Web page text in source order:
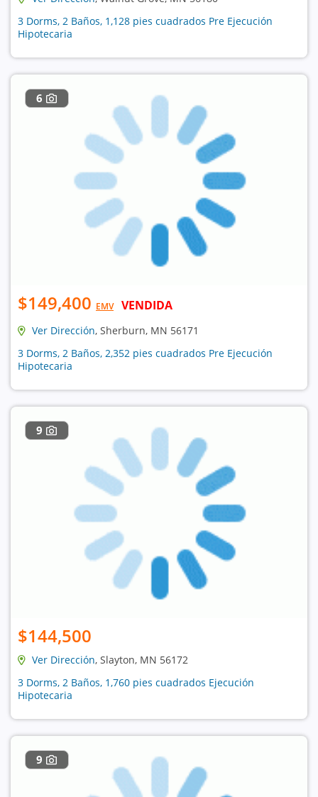
3 Dorms, 2 Baños, 1,128 pies cuadrados Pre Ejecución
Hipotecaria
6
$149,400 EMV VENDIDA
Ver Dirección, Sherburn, MN 56171
3 Dorms, 2 Baños, 2,352 pies cuadrados Pre Ejecución
Hipotecaria
9
$144,500
Ver Dirección, Slayton, MN 56172
3 Dorms, 2 Baños, 1,760 pies cuadrados Ejecución
Hipotecaria
9